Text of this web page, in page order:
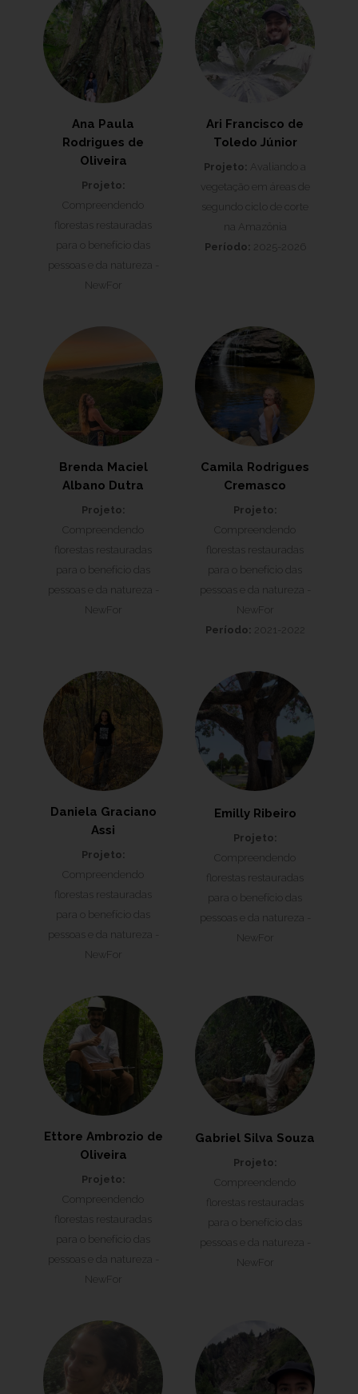
Ana Paula
Rodrigues de
Oliveira
Projeto:
Compreendendo
florestas restauradas
para o benefício das
pessoas e da natureza -
NewFor
Ari Francisco de
Toledo Júnior
Projeto: Avaliando a
vegetação em áreas de
segundo ciclo de corte
na Amazônia
Período: 2025-2026
Brenda Maciel
Albano Dutra
Projeto:
Compreendendo
florestas restauradas
para o benefício das
pessoas e da natureza -
NewFor
Camila Rodrigues
Cremasco
Projeto:
Compreendendo
florestas restauradas
para o benefício das
pessoas e da natureza -
NewFor
Período: 2021-2022
Daniela Graciano
Assi
Projeto:
Compreendendo
florestas restauradas
para o benefício das
pessoas e da natureza -
NewFor
Emilly Ribeiro
Projeto:
Compreendendo
florestas restauradas
para o benefício das
pessoas e da natureza -
NewFor
Ettore Ambrozio de
Oliveira
Projeto:
Compreendendo
florestas restauradas
para o benefício das
pessoas e da natureza -
NewFor
Gabriel Silva Souza
Projeto:
Compreendendo
florestas restauradas
para o benefício das
pessoas e da natureza -
NewFor